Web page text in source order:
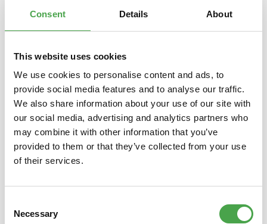
Consent Details About
This website uses cookies
We use cookies to personalise content and ads, to
provide social media features and to analyse our traffic.
We also share information about your use of our site with
our social media, advertising and analytics partners who
may combine it with other information that you’ve
provided to them or that they’ve collected from your use
of their services.
Selection
Necessary
6,90 €*
Details